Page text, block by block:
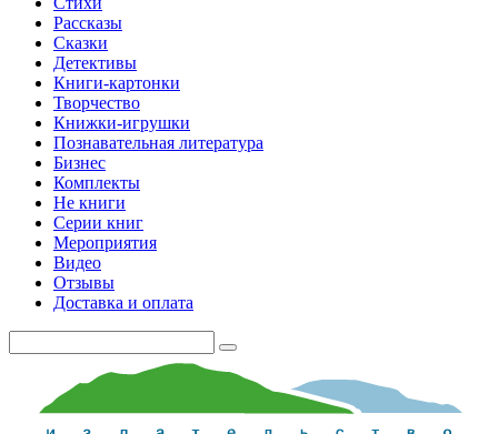
Рассказы
Сказки
Детективы
Книги-картонки
Творчество
Книжки-игрушки
Познавательная литература
Бизнес
Комплекты
Не книги
Серии книг
Мероприятия
Видео
Отзывы
Доставка и оплата